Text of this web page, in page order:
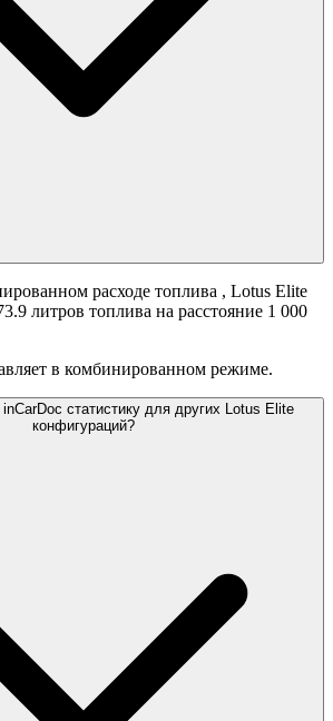
расходе топлива , Lotus Elite
литров топлива на расстояние 1 000
в комбинированном режиме.
статистику для других Lotus Elite
конфигураций?